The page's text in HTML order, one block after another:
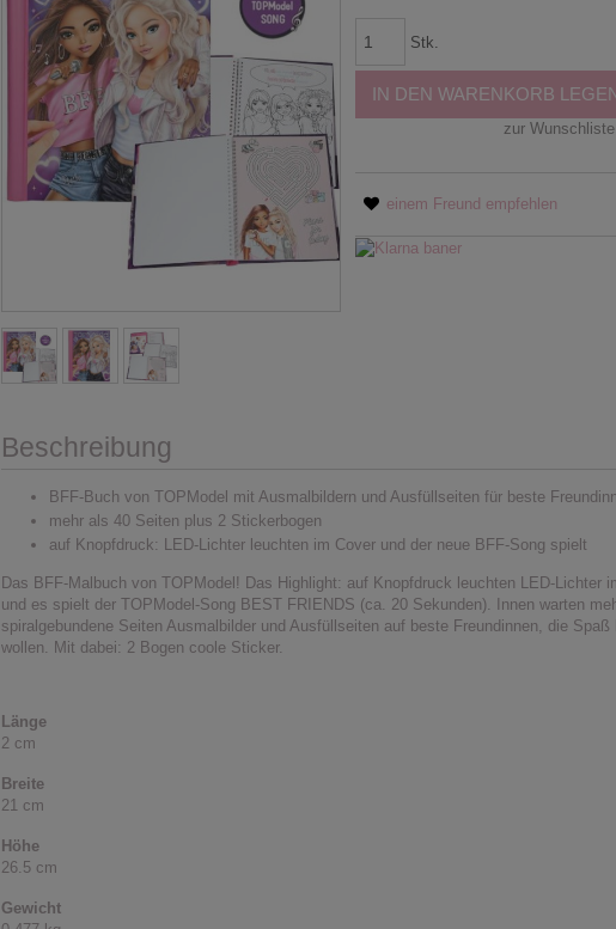
Stk.
IN DEN WARENKORB
zur
einem Freund empfehlen
Beschreibung
BFF-Buch von TOPModel mit Ausmalbildern und Ausfüllseiten für beste
mehr als 40 Seiten plus 2 Stickerbogen
auf Knopfdruck: LED-Lichter leuchten im Cover und der neue BFF-Song spielt
Das BFF-Malbuch von TOPModel! Das Highlight: auf Knopfdruck leuchten LED-Lichter
und es spielt der TOPModel-Song BEST FRIENDS (ca. 20 Sekunden). Innen warten
spiralgebundene Seiten Ausmalbilder und Ausfüllseiten auf beste Freundinnen, die Spaß
wollen. Mit dabei: 2 Bogen coole Sticker.
Länge
2 cm
Breite
21 cm
Höhe
26.5 cm
Gewicht